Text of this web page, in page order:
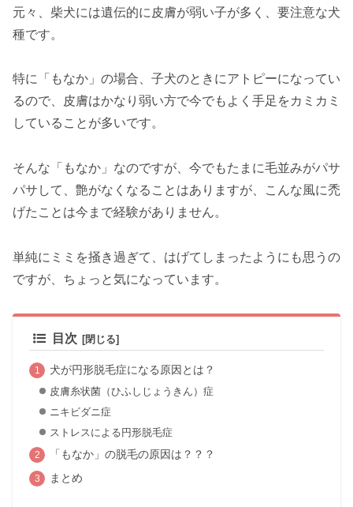
元々、柴犬には遺伝的に皮膚が弱い子が多く、要注意な犬
種です。
特に「もなか」の場合、子犬のときにアトピーになってい
るので、皮膚はかなり弱い方で今でもよく手足をカミカミ
していることが多いです。
そんな「もなか」なのですが、今でもたまに毛並みがパサ
パサして、艶がなくなることはありますが、こんな風に禿
げたことは今まで経験がありません。
単純にミミを掻き過ぎて、はげてしまったようにも思うの
ですが、ちょっと気になっています。
目次
犬が円形脱毛症になる原因とは？
皮膚糸状菌（ひふしじょうきん）症
ニキビダニ症
ストレスによる円形脱毛症
「もなか」の脱毛の原因は？？？
まとめ